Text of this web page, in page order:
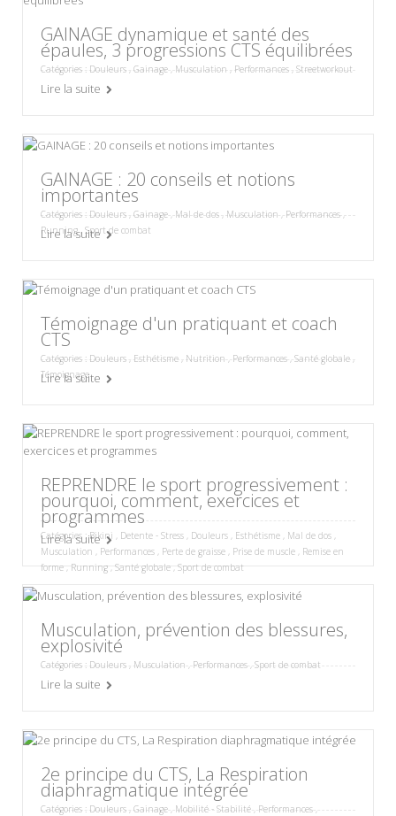
GAINAGE dynamique et santé des
épaules, 3 progressions CTS équilibrées
Catégories : Douleurs , Gainage,Musculation , Performances , Streetworkout
Lire la suite
GAINAGE : 20 conseils et notions
importantes
Catégories : Douleurs , Gainage,Mal de dos,Musculation,Performances,
Running, Sport de combat
Lire la suite
Témoignage d'un pratiquant et coach
CTS
Catégories : Douleurs , Esthétisme, Nutrition,Performances,Santé globale,
Témoignage
Lire la suite
REPRENDRE le sport progressivement :
pourquoi, comment, exercices et
programmes
Catégories :Bikini Detente - Stress Douleurs Esthétisme Mal de dos
Musculation
Performances Perte de graisse Prise de muscle
Remise en
forme
Running Santé globale Sport de combat
Lire la suite
Musculation, prévention des blessures,
explosivité
Catégories : Douleurs , Musculation,Performances,Sport de combat
Lire la suite
2e principe du CTS, La Respiration
diaphragmatique intégrée
Catégories : Douleurs , Gainage,Mobilité - Stabilité,Performances,